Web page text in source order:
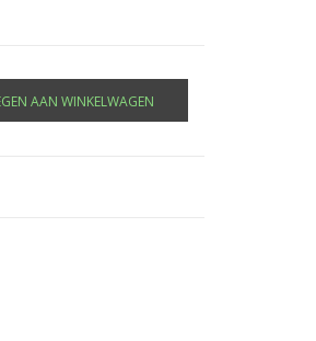
AAN WINKELWAGEN